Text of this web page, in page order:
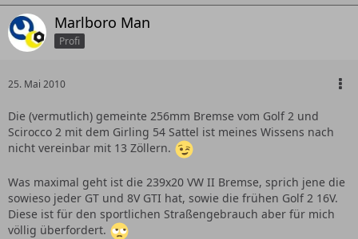
Marlboro Man
Profi
25. Mai 2010
Die (vermutlich) gemeinte 256mm Bremse vom Golf 2 und
Scirocco 2 mit dem Girling 54 Sattel ist meines Wissens nach
nicht vereinbar mit 13 Zöllern.
Was maximal geht ist die 239x20 VW II Bremse, sprich jene die
sowieso jeder GT und 8V GTI hat, sowie die frühen Golf 2 16V.
Diese ist für den sportlichen Straßengebrauch aber für mich
völlig überfordert.